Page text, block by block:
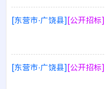
[东营市·广饶县][公开招标]
[东营市·广饶县][公开招标]